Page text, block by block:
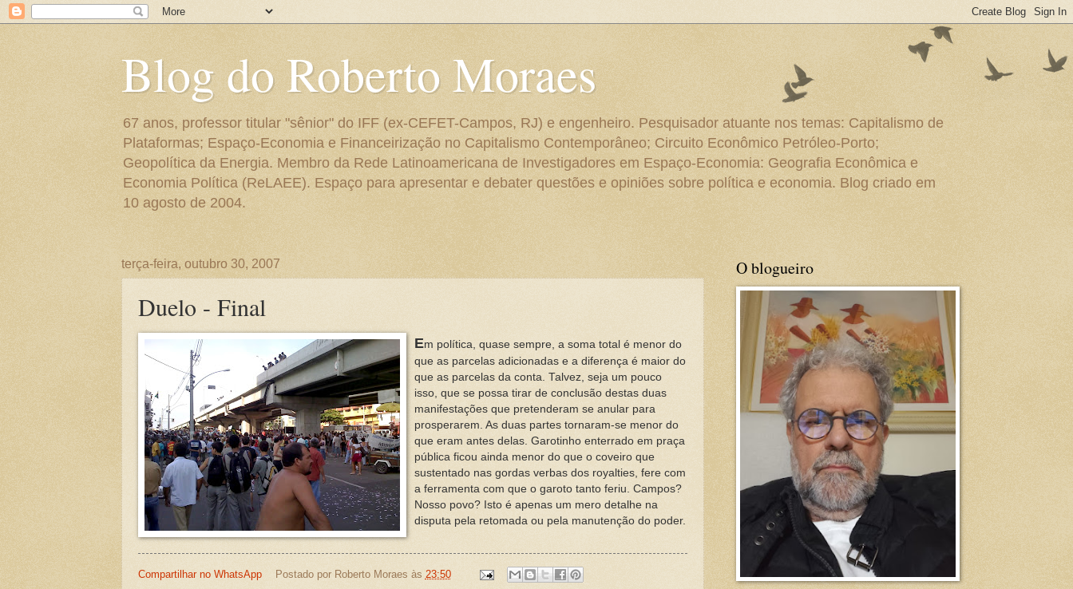
Blog do Roberto Moraes
67 anos, professor titular "sênior" do IFF (ex-CEFET-Campos, RJ) e engenheiro. Pesquisador atuante nos temas: Capitalismo de
Plataformas; Espaço-Economia e Financeirização no Capitalismo Contemporâneo; Circuito Econômico Petróleo-Porto;
Geopolítica da Energia. Membro da Rede Latinoamericana de Investigadores em Espaço-Economia: Geografia Econômica e
Economia Política (ReLAEE). Espaço para apresentar e debater questões e opiniões sobre política e economia. Blog criado em
10 agosto de 2004.
terça-feira, outubro 30, 2007
Duelo - Final
Em política, quase sempre, a soma total é menor do
que as parcelas adicionadas e a diferença é maior do
que as parcelas da conta. Talvez, seja um pouco
isso, que se possa tirar de conclusão destas duas
manifestações que pretenderam se anular para
prosperarem. As duas partes tornaram-se menor do
que eram antes delas. Garotinho enterrado em praça
pública ficou ainda menor do que o coveiro que
sustentado nas gordas verbas dos royalties, fere com
a ferramenta com que o garoto tanto feriu. Campos?
Nosso povo? Isto é apenas um mero detalhe na
disputa pela retomada ou pela manutenção do poder.
Compartilhar no WhatsApp Postado por Roberto Moraes às 23:50
O blogueiro